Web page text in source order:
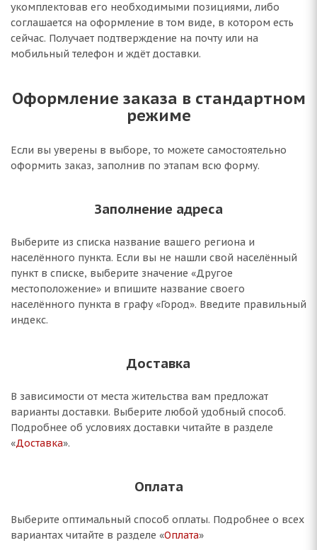
укомплектовав его необходимыми позициями, либо
соглашается на оформление в том виде, в котором есть
сейчас. Получает подтверждение на почту или на
мобильный телефон и ждёт доставки.
Оформление заказа в стандартном
режиме
Если вы уверены в выборе, то можете самостоятельно
оформить заказ, заполнив по этапам всю форму.
Заполнение адреса
Выберите из списка название вашего региона и
населённого пункта. Если вы не нашли свой населённый
пункт в списке, выберите значение «Другое
местоположение» и впишите название своего
населённого пункта в графу «Город». Введите правильный
индекс.
Доставка
В зависимости от места жительства вам предложат
варианты доставки. Выберите любой удобный способ.
Подробнее об условиях доставки читайте в разделе
«Доставка».
Оплата
Выберите оптимальный способ оплаты. Подробнее о всех
вариантах читайте в разделе «Оплата»